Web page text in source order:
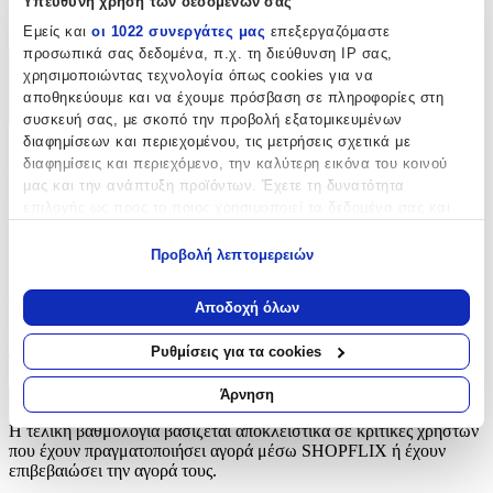
Εμείς και οι 1022 συνεργάτες μας επεξεργαζόμαστε
προσωπικά σας δεδομένα, π.χ. τη διεύθυνση IP σας,
χρησιμοποιώντας τεχνολογία όπως cookies για να
αποθηκεύουμε και να έχουμε πρόσβαση σε πληροφορίες στη
συσκευή σας, με σκοπό την προβολή εξατομικευμένων
διαφημίσεων και περιεχομένου, τις μετρήσεις σχετικά με
διαφημίσεις και περιεχόμενο, την καλύτερη εικόνα του κοινού
μας και την ανάπτυξη προϊόντων. Έχετε τη δυνατότητα
Να συλλέξουμε πληροφορίες σχετικά με τη γεωγραφική
σας τοποθεσία, οι οποίες μπορεί να είναι ακριβείς σε
απόσταση μερικών μέτρων
Να αναγνωρίσουμε τη συσκευή σας σαρώνοντας ενεργά
για συγκεκριμένα χαρακτηριστικά (δακτυλικό αποτύπωμα)
Μάθετε περισσότερα σχετικά με τον τρόπο επεξεργασίας των
προσωπικών σας δεδομένων και καθορίστε τις προτιμήσεις σας
στηνενότητα “Λεπτομέρειες”. Μπορείτε να αλλάξετε ή να
ανακαλέσετε τη συγκατάθεσή σας ανά πάσα στιγμή από τη
Προβολή λεπτομερειών
Αποδοχή όλων
Ρυθμίσεις για τα cookies
Άρνηση
Χαρακτηριστικά
Χαρακτηριστικά
Αξιολογήσεις
Προς το παρόν δεν υπάρχουν άλλες αξιολογήσεις. Όταν
προστεθούν, θα εμφανιστούν εδώ.
Πώς υπολογίζεται η βαθμολογία
Η τελική βαθμολογία βασίζεται αποκλειστικά σε κριτικές χρηστών
που έχουν πραγματοποιήσει αγορά μέσω SHOPFLIX ή έχουν
επιβεβαιώσει την αγορά τους.